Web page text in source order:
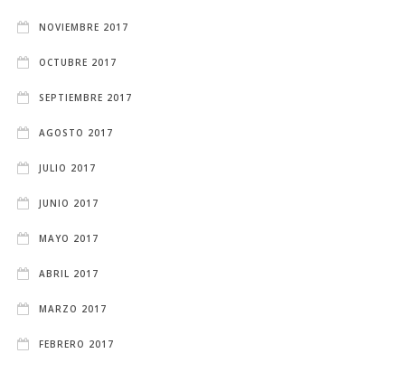
NOVIEMBRE 2017
OCTUBRE 2017
SEPTIEMBRE 2017
AGOSTO 2017
JULIO 2017
JUNIO 2017
MAYO 2017
ABRIL 2017
MARZO 2017
FEBRERO 2017